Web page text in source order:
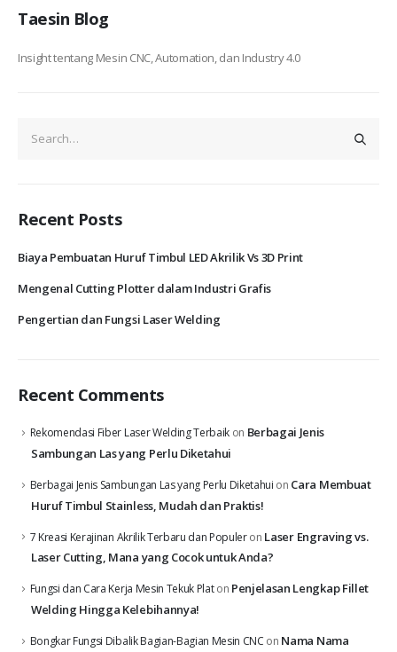
Taesin Blog
Insight tentang Mesin CNC, Automation, dan Industry 4.0
Recent Posts
Biaya Pembuatan Huruf Timbul LED Akrilik Vs 3D Print
Mengenal Cutting Plotter dalam Industri Grafis
Pengertian dan Fungsi Laser Welding
Recent Comments
Rekomendasi Fiber Laser Welding Terbaik on Berbagai Jenis
Sambungan Las yang Perlu Diketahui
Berbagai Jenis Sambungan Las yang Perlu Diketahui on Cara Membuat
Huruf Timbul Stainless, Mudah dan Praktis!
7 Kreasi Kerajinan Akrilik Terbaru dan Populeron Laser Engraving vs.
Laser Cutting, Mana yang Cocok untuk Anda?
Fungsi dan Cara Kerja Mesin Tekuk Platon Penjelasan Lengkap Fillet
Welding Hingga Kelebihannya!
Bongkar Fungsi Dibalik Bagian-Bagian Mesin CNC on Nama Nama